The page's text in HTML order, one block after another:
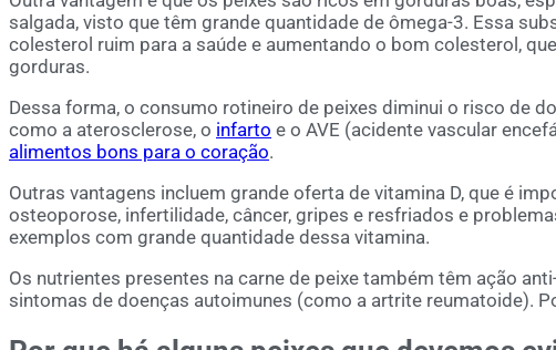
salgada, visto que têm grande quantidade de ômega-3. Essa
colesterol ruim para a saúde e aumentando o bom colesterol,
gorduras.
Dessa forma, o consumo rotineiro de peixes diminui o risco de
como a aterosclerose, o infarto e o AVE (acidente vascular
alimentos bons para o coração.
Outras vantagens incluem grande oferta de vitamina D, que é
osteoporose, infertilidade, câncer, gripes e resfriados e
exemplos com grande quantidade dessa vitamina.
Os nutrientes presentes na carne de peixe também têm ação
sintomas de doenças autoimunes (como a artrite reumatoide).